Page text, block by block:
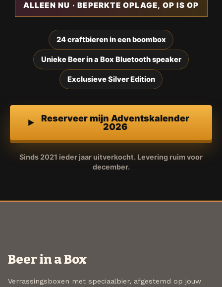
ALLEEN NU · BEPERKTE OPLAGE, OP IS OP
24 craftbieren in een boombox
Unieke Beer in a Box Bluetooth speaker
Exclusieve Silver Edition
Reserveer mijn Adventskalender
2026
Sinds 2021 ieder jaar uitverkocht. Levering ruim voor
december.
Beer in a Box
Verrassingsboxen met speciaalbier, afgestemd op jouw